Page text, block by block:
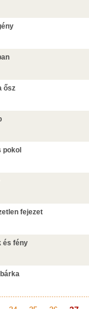
ősz
pokol
fejezet
és fény